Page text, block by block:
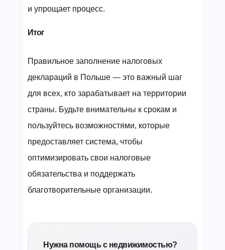
и упрощает процесс.
Итог
Правильное заполнение налоговых
деклараций в Польше — это важный шаг
для всех, кто зарабатывает на территории
страны. Будьте внимательны к срокам и
пользуйтесь возможностями, которые
предоставляет система, чтобы
оптимизировать свои налоговые
обязательства и поддержать
благотворительные организации.
Нужна помощь с недвижимостью?